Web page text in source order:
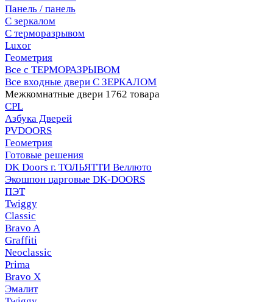
Панель / панель
С зеркалом
С терморазрывом
Luxor
Геометрия
Все с ТЕРМОРАЗРЫВОМ
Все входные двери С ЗЕРКАЛОМ
Межкомнатные двери 1762 товара
CPL
Азбука Дверей
PVDOORS
Геометрия
Готовые решения
DK Doors г. ТОЛЬЯТТИ Веллюто
Экошпон царговые DK-DOORS
ПЭТ
Twiggy
Classic
Bravo A
Graffiti
Neoclassic
Prima
Bravo X
Эмалит